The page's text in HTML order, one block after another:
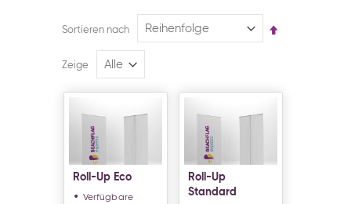
Sortieren nach
Absteigend
Zeige
Roll-Up Eco
Verfügbare
Roll-Up
Standard